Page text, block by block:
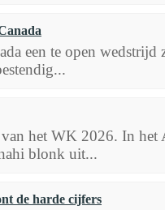
een te open
het WK 2026. In het
blonk uit...
de harde cijfers